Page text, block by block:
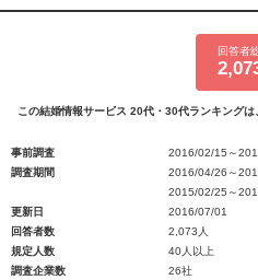
回答者
この結婚情報サービス 20代・30代ランキングは
事前調査
2016/02/15～
調査期間
2016/04/26～
2015/02/25～
更新日
2016/07/01
回答者数
2,073人
規定人数
40人以上
調査企業数
26社